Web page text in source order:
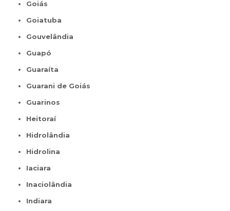
Goiás
Goiatuba
Gouvelândia
Guapó
Guaraíta
Guarani de Goiás
Guarinos
Heitoraí
Hidrolândia
Hidrolina
Iaciara
Inaciolândia
Indiara